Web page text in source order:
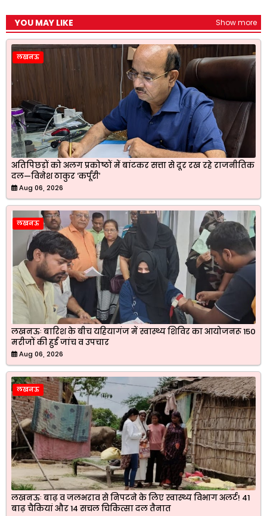
YOU MAY LIKE Show more
लखनऊ
अतिपिछड़ों को अलग प्रकोष्ठों में बांटकर सत्ता से दूर रख रहे राजनीतिक
दल—विनेश ठाकुर ‘कर्पूरी’
Aug 06, 2026
लखनऊ
लखनऊः बारिश के बीच यहियागंज में स्वास्थ्य शिविर का आयोजनरू 150
मरीजों की हुई जांच व उपचार
Aug 06, 2026
लखनऊ
लखनऊः बाढ़ व जलभराव से निपटने के लिए स्वास्थ्य विभाग अलर्ट! 41
बाढ़ चैकियां और 14 सचल चिकित्सा दल तैनात